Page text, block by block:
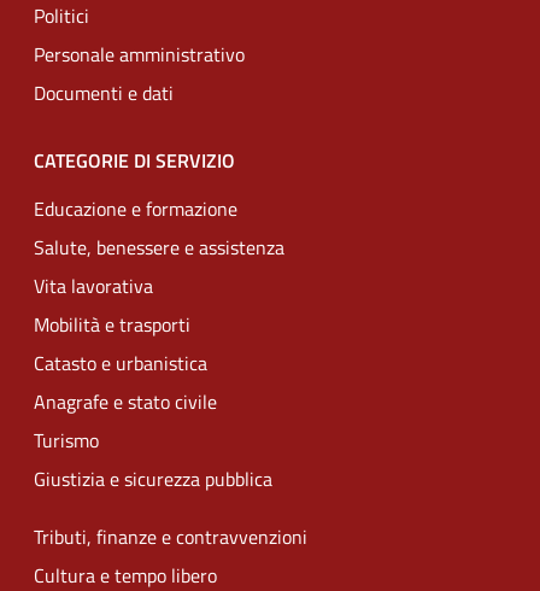
Politici
Personale amministrativo
Documenti e dati
CATEGORIE DI SERVIZIO
Educazione e formazione
Salute, benessere e assistenza
Vita lavorativa
Mobilità e trasporti
Catasto e urbanistica
Anagrafe e stato civile
Turismo
Giustizia e sicurezza pubblica
Tributi, finanze e contravvenzioni
Cultura e tempo libero